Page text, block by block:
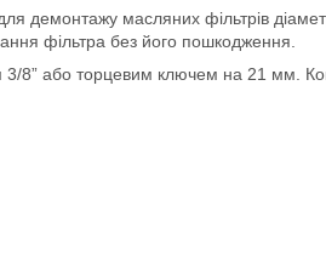
демонтажу масляних фільтрів
фільтра без його пошкодження.
3/8” або торцевим ключем на 21 мм.